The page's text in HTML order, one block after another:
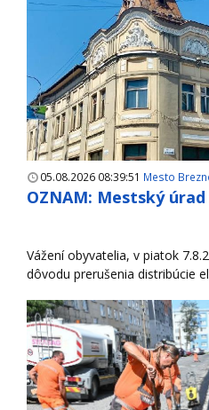
05.08.2026 08:39:51 Mesto
OZNAM: Mestský
Vážení obyvatelia, v piatok
dôvodu prerušenia distribúcie